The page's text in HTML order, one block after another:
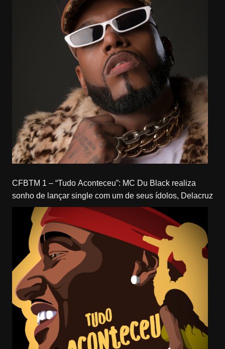
CFBTM 1 – “Tudo Aconteceu”: MC Du Black realiza
sonho de lançar single com um de seus ídolos, Delacruz